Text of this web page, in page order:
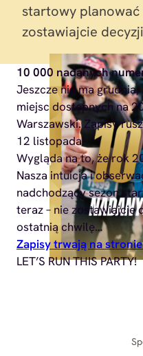
startowy planować
zostawiajcie
10 000 nadanych
Jeszcze nie ma
miejsc dostępnych na
Warszawski. Zapisy
12 listopada!
Wygląda na to, że rok
Nasza intuicja i
nadchodzący sezon
teraz – nie zostawiajcie
ostatnią chwilę…
Zapisy trwają na
LET’S RUN THIS PARTY!